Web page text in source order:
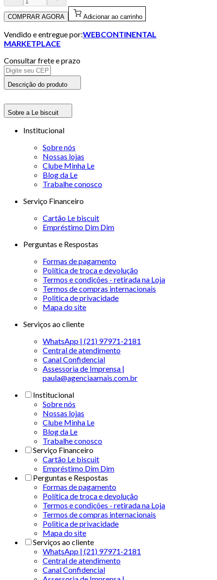
COMPRAR AGORA Adicionar ao carrinho
Vendido e entregue por:WEBCONTINENTAL
MARKETPLACE
Consultar frete e prazo
Descrição do produto
Sobre a Le biscuit
Institucional
Sobre nós
Nossas lojas
Clube Minha Le
Blog da Le
Trabalhe conosco
Serviço Financeiro
Cartão Le biscuit
Empréstimo Dim Dim
Perguntas e Respostas
Formas de pagamento
Política de troca e devolução
Termos e condições - retirada na Loja
Termos de compras internacionais
Politica de privacidade
Mapa do site
Serviços ao cliente
WhatsApp | (21) 97971-2181
Central de atendimento
Canal Confidencial
Assessoria de Imprensa |
paula@agenciaamais.com.br
Institucional
Sobre nós
Nossas lojas
Clube Minha Le
Blog da Le
Trabalhe conosco
Serviço Financeiro
Cartão Le biscuit
Empréstimo Dim Dim
Perguntas e Respostas
Formas de pagamento
Política de troca e devolução
Termos e condições - retirada na Loja
Termos de compras internacionais
Politica de privacidade
Mapa do site
Serviços ao cliente
WhatsApp | (21) 97971-2181
Central de atendimento
Canal Confidencial